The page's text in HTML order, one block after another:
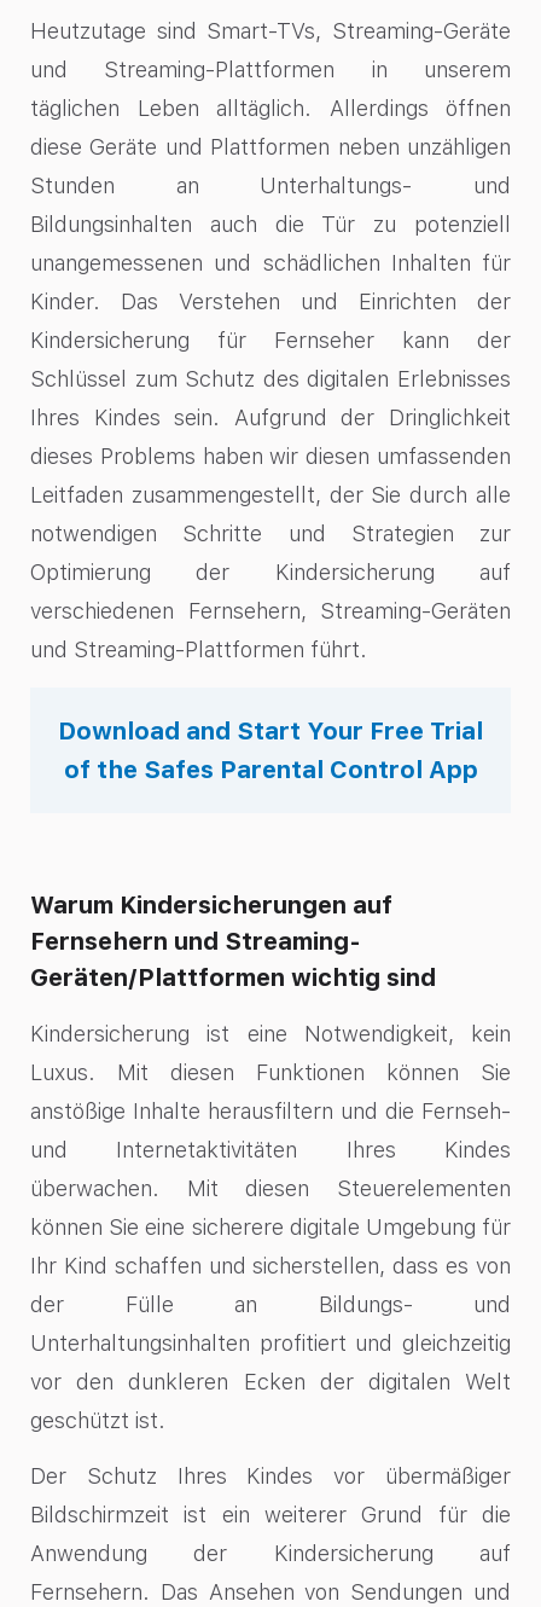
Heutzutage sind Smart-TVs, Streaming-Geräte
und Streaming-Plattformen in unserem
täglichen Leben alltäglich. Allerdings öffnen
diese Geräte und Plattformen neben unzähligen
Stunden an Unterhaltungs- und
Bildungsinhalten auch die Tür zu potenziell
unangemessenen und schädlichen Inhalten für
Kinder. Das Verstehen und Einrichten der
Kindersicherung für Fernseher kann der
Schlüssel zum Schutz des digitalen Erlebnisses
Ihres Kindes sein. Aufgrund der Dringlichkeit
dieses Problems haben wir diesen umfassenden
Leitfaden zusammengestellt, der Sie durch alle
notwendigen Schritte und Strategien zur
Optimierung der Kindersicherung auf
verschiedenen Fernsehern, Streaming-Geräten
und Streaming-Plattformen führt.‍
Download and Start Your Free Trial
of the Safes Parental Control App
Warum Kindersicherungen auf
Fernsehern und Streaming-
Geräten/Plattformen wichtig sind
Kindersicherung ist eine Notwendigkeit, kein
Luxus. Mit diesen Funktionen können Sie
anstößige Inhalte herausfiltern und die Fernseh-
und Internetaktivitäten Ihres Kindes
überwachen. Mit diesen Steuerelementen
können Sie eine sicherere digitale Umgebung für
Ihr Kind schaffen und sicherstellen, dass es von
der Fülle an Bildungs- und
Unterhaltungsinhalten profitiert und gleichzeitig
vor den dunkleren Ecken der digitalen Welt
geschützt ist.
Der Schutz Ihres Kindes vor übermäßiger
Bildschirmzeit ist ein weiterer Grund für die
Anwendung der Kindersicherung auf
Fernsehern. Das Ansehen von Sendungen und